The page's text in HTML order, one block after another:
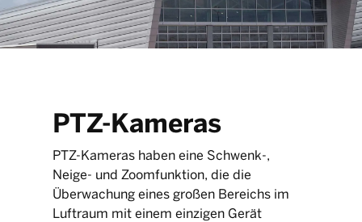
PTZ-Kameras
PTZ-Kameras haben eine Schwenk-,
Neige- und Zoomfunktion, die die
Überwachung eines großen Bereichs im
Luftraum mit einem einzigen Gerät